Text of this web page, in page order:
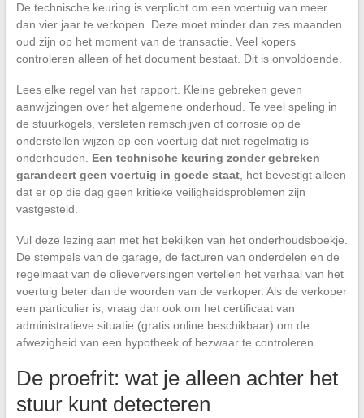
De technische keuring is verplicht om een voertuig van meer
dan vier jaar te verkopen. Deze moet minder dan zes maanden
oud zijn op het moment van de transactie. Veel kopers
controleren alleen of het document bestaat. Dit is onvoldoende.
Lees elke regel van het rapport. Kleine gebreken geven
aanwijzingen over het algemene onderhoud. Te veel speling in
de stuurkogels, versleten remschijven of corrosie op de
onderstellen wijzen op een voertuig dat niet regelmatig is
onderhouden. Een technische keuring zonder gebreken
garandeert geen voertuig in goede staat, het bevestigt alleen
dat er op die dag geen kritieke veiligheidsproblemen zijn
vastgesteld.
Vul deze lezing aan met het bekijken van het onderhoudsboekje.
De stempels van de garage, de facturen van onderdelen en de
regelmaat van de olieverversingen vertellen het verhaal van het
voertuig beter dan de woorden van de verkoper. Als de verkoper
een particulier is, vraag dan ook om het certificaat van
administratieve situatie (gratis online beschikbaar) om de
afwezigheid van een hypotheek of bezwaar te controleren.
De proefrit: wat je alleen achter het
stuur kunt detecteren